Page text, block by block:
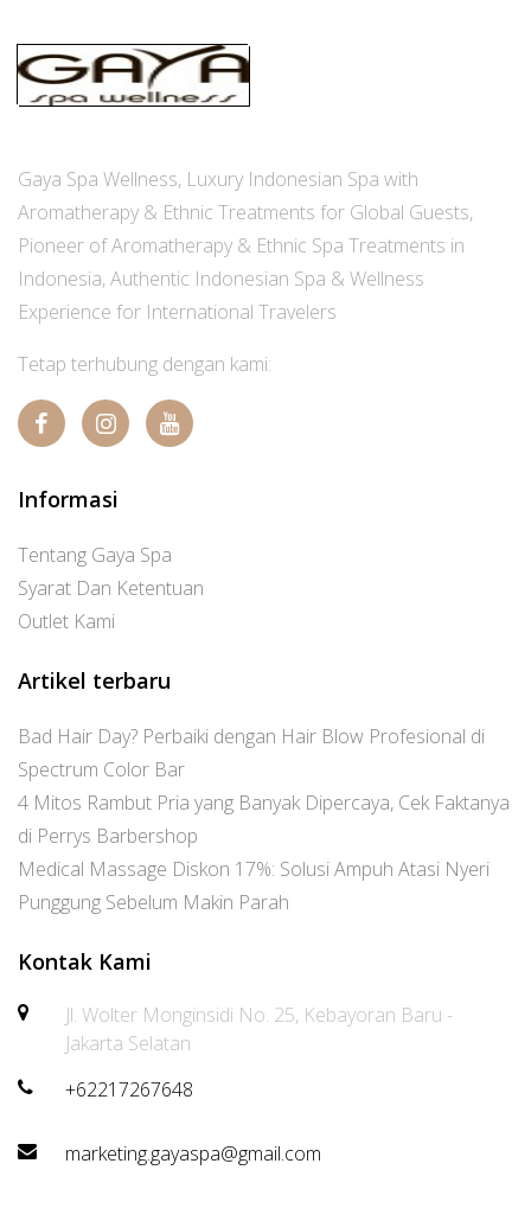
Gaya Spa Wellness, Luxury Indonesian Spa with
Aromatherapy & Ethnic Treatments for Global Guests,
Pioneer of Aromatherapy & Ethnic Spa Treatments in
Indonesia, Authentic Indonesian Spa & Wellness
Experience for International Travelers
Tetap terhubung dengan kami:
Informasi
Tentang Gaya Spa
Syarat Dan Ketentuan
Outlet Kami
Artikel terbaru
Bad Hair Day? Perbaiki dengan Hair Blow Profesional di
Spectrum Color Bar
4 Mitos Rambut Pria yang Banyak Dipercaya, Cek Faktanya
di Perrys Barbershop
Medical Massage Diskon 17%: Solusi Ampuh Atasi Nyeri
Punggung Sebelum Makin Parah
Kontak Kami
Jl. Wolter Monginsidi No. 25, Kebayoran Baru -
Jakarta Selatan
+62217267648
marketing.gayaspa@gmail.com